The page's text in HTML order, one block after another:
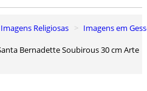
Imagens Religiosas
Imagens em